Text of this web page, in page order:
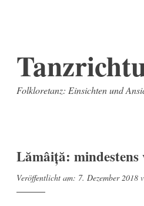
Inhalt
springen
Folkloretanz: Einsichten und
Lămâiță: mindestens
Veröffentlicht am: 7. Dezember 2018